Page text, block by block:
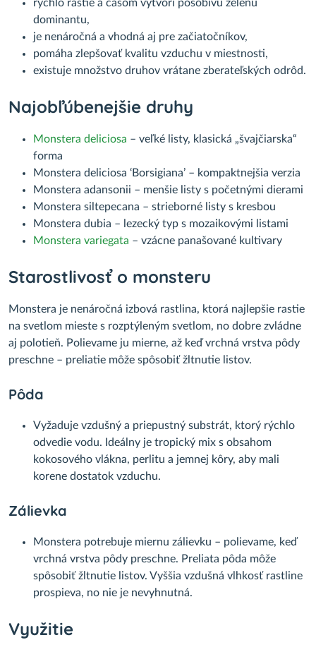
rýchlo rastie a časom vytvorí pôsobivú zelenú
dominantu,
je nenáročná a vhodná aj pre začiatočníkov,
pomáha zlepšovať kvalitu vzduchu v miestnosti,
existuje množstvo druhov vrátane zberateľských odrôd.
Najobľúbenejšie druhy
Monstera deliciosa – veľké listy, klasická „švajčiarska“
forma
Monstera deliciosa ‘Borsigiana’ – kompaktnejšia verzia
Monstera adansonii – menšie listy s početnými dierami
Monstera siltepecana – strieborné listy s kresbou
Monstera dubia – lezecký typ s mozaikovými listami
Monstera variegata – vzácne panašované kultivary
Starostlivosť o monsteru
Monstera je nenáročná izbová rastlina, ktorá najlepšie rastie
na svetlom mieste s rozptýleným svetlom, no dobre zvládne
aj polotieň. Polievame ju mierne, až keď vrchná vrstva pôdy
preschne – preliatie môže spôsobiť žltnutie listov.
Pôda
Vyžaduje vzdušný a priepustný substrát, ktorý rýchlo
odvedie vodu. Ideálny je tropický mix s obsahom
kokosového vlákna, perlitu a jemnej kôry, aby mali
korene dostatok vzduchu.
Zálievka
Monstera potrebuje miernu zálievku – polievame, keď
vrchná vrstva pôdy preschne. Preliata pôda môže
spôsobiť žltnutie listov. Vyššia vzdušná vlhkosť rastline
prospieva, no nie je nevyhnutná.
Využitie